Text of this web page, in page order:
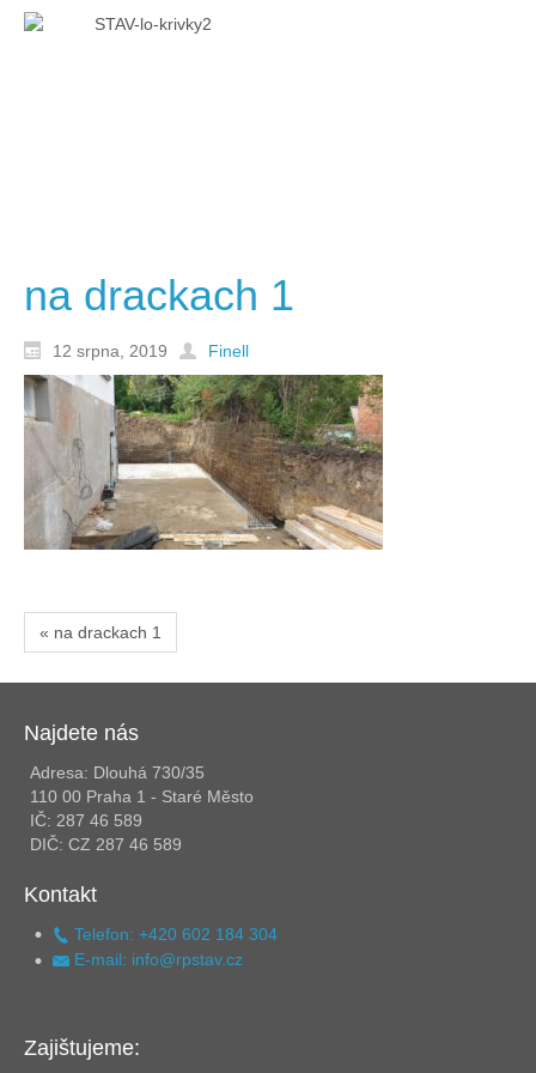
na drackach 1
12 srpna, 2019 Finell
« na drackach 1
Najdete nás
Adresa: Dlouhá 730/35
110 00 Praha 1 - Staré Město
IČ: 287 46 589
DIČ: CZ 287 46 589
Kontakt
Telefon: +420 602 184 304
E-mail: info@rpstav.cz
Zajištujeme: